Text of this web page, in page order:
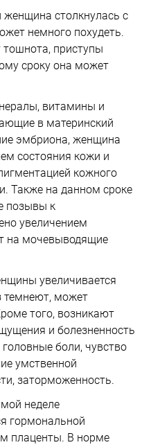
женщина столкнулась с
немного похудеть.
тошнота, приступы
сроку она может
витамины и
в материнский
эмбриона, женщина
состояния кожи и
кожного
Также на данном сроке
позывы к
увеличением
на мочевыводящие
увеличивается
темнеют, может
того, возникают
и болезненность
боли, чувство
умственной
заторможенность.
неделе
гормональной
плаценты. В норме